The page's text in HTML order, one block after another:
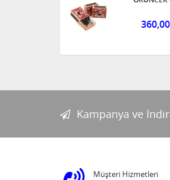
360,00
Kampanya ve
Müşteri Hizmetleri